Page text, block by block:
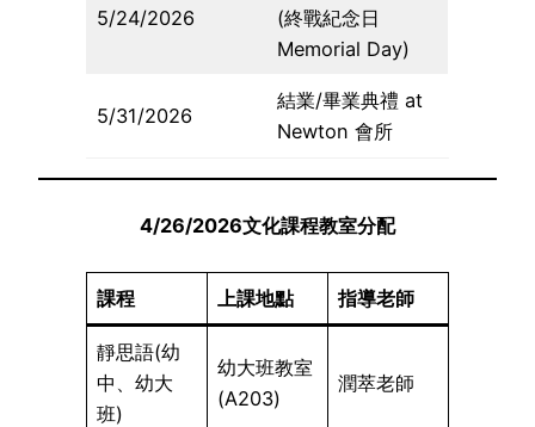
5/24/2026
(終戰紀念日
Memorial Day)
5/31/2026
結業/畢業典禮 at
Newton 會所
4/26/2026文化課程教室分配
課程 上課地點 指導老師
靜思語(幼
中、幼大
班)
幼大班教室
(A203)
潤萃老師